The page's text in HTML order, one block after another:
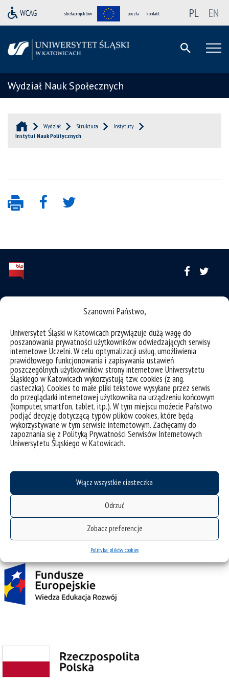
Szanowni Państwo,
Uniwersytet Śląski w Katowicach przywiązuje dużą wagę do
poszanowania prywatności użytkowników odwiedzających serwisy
internetowe Uczelni. W celu optymalizacji usług, umożliwienia
prawidłowego funkcjonowania i zapisywania ustawień
poszczególnych użytkowników, strony internetowe Uniwersytetu
Śląskiego w Katowicach wykorzystują tzw. cookies (z ang.
ciasteczka). Cookies to małe pliki tekstowe wysyłane przez serwis
do przeglądarki internetowej użytkownika na urządzeniu końcowym
(komputer, smartfon, tablet, itp.). W tym miejscu możecie Państwo
podjąć decyzję dotyczącą typów plików cookies, które będą
wykorzystywane w tym serwisie internetowym. Zachęcamy do
zapoznania się z Polityką Prywatności Serwisów Internetowych
Uniwersytetu Śląskiego w Katowicach.
Włącz wszystkie ciasteczka
Odrzuć
Zobacz preferencje
Polityka plików cookies
strefa projektów poczta kontakt PL EN
Wydział Nauk Społecznych
Wydział Struktura
Instytuty
Instytut Nauk Politycznych
deklaracja dostępności
USOSweb
Wzory dokumentów
CINiBA
SAP
Bankowa 11, 40-007 Katowice
Phone: +48 32 359 22 22
e-mail:info@us.edu.pl
NIP: 634-019-71-34
Projekt Zintegrowany Program Rozwoju Uniwersytetu Śląskiego w Katowicach
współfinansowany przez Unię Europejską z Europejskiego Funduszu Społecznego w
ramach Programu Operacyjnego Wiedza Edukacja Rozwój na lata 2014˗2020.